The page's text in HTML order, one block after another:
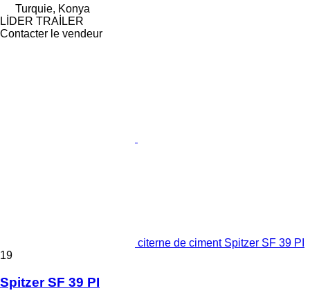
Turquie, Konya
LİDER TRAİLER
Contacter le vendeur
citerne de ciment Spitzer SF 39 PI
19
Spitzer SF 39 PI